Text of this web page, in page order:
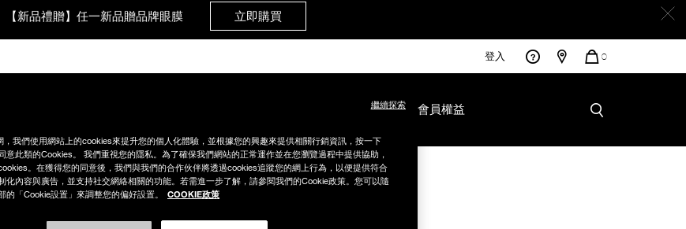
【新品禮贈】任一新品贈品牌眼膜 立即購買
3-8/10限定】限時輸碼贈迷你腮紅露 立即購買
登入
您
0
彩妝服務 會員權益
，我們使用網站上的cookies來提升您的個人化體驗，並根據您的興趣來提供相關行銷資訊，按一下
意此類的Cookies。 我們重視您的隱私。為了確保我們網站的正常運作並在您瀏覽過程中提供協助，
。在獲得您的同意後，我們與我們的合作伙伴將透過cookies追蹤您的網上行為，以便提供符合
化內容與廣告，並支持社交網絡相關的功能。若需進一步了解，請參閱我們的Cookie政策。您可以隨
的「Cookie設置」來調整您的偏好設置。
COOKIE政策
繼續探索